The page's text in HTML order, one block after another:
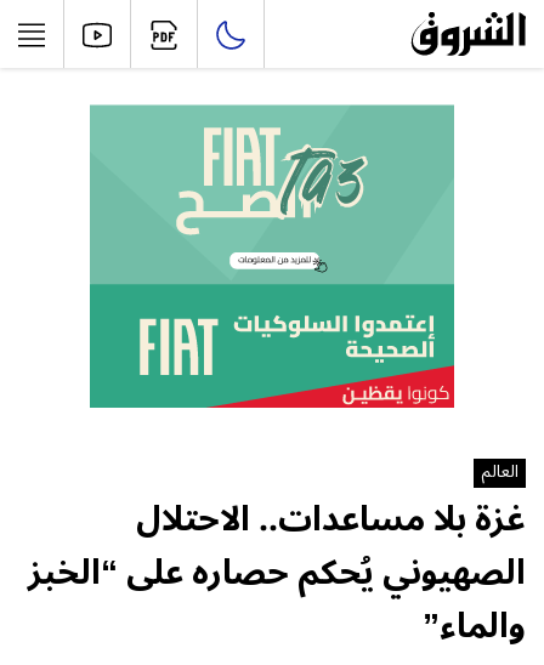
العالم
غزة بلا مساعدات.. الاحتلال
الصهيوني يُحكم حصاره على “الخبز
والماء”